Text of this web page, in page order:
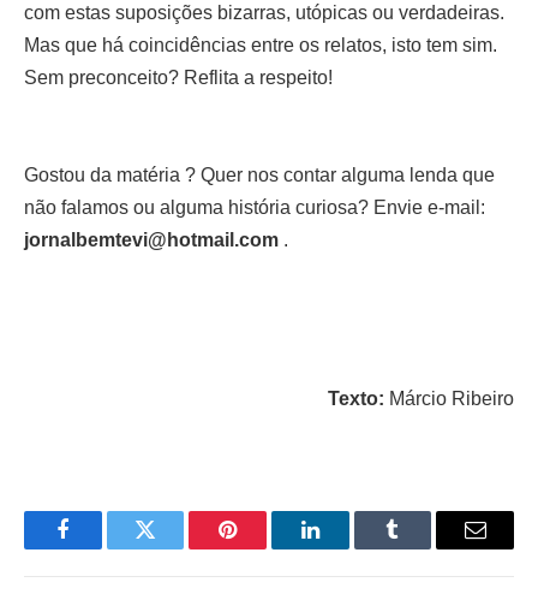
com estas suposições bizarras, utópicas ou verdadeiras.
Mas que há coincidências entre os relatos, isto tem sim.
Sem preconceito? Reflita a respeito!
Gostou da matéria ? Quer nos contar alguma lenda que
não falamos ou alguma história curiosa? Envie e-mail:
jornalbemtevi@hotmail.com .
Texto: Márcio Ribeiro
FacebookTwitter Pinterest LinkedInTumblr Email